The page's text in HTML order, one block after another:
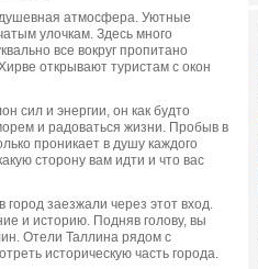
душевная атмосфера. Уютные
улочкам. Здесь много
все вокруг пропитано
открывают туристам с окон
сил и энергии, он как будто
и радоваться жизни. Пробыв в
проникает в душу каждого
сторону вам идти и что вас
заезжали через этот вход.
и историю. Подняв голову, вы
Отели Таллина рядом с
историческую часть города.